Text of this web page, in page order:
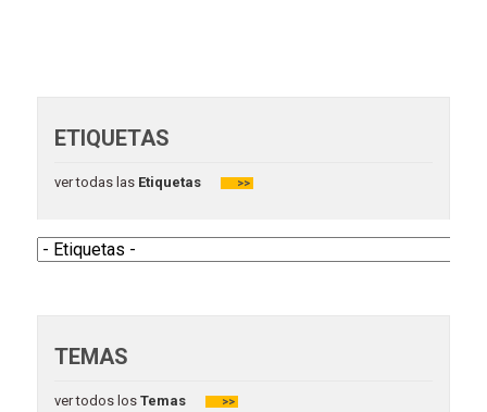
ETIQUETAS
ver todas las Etiquetas >>
TEMAS
ver todos losTemas >>